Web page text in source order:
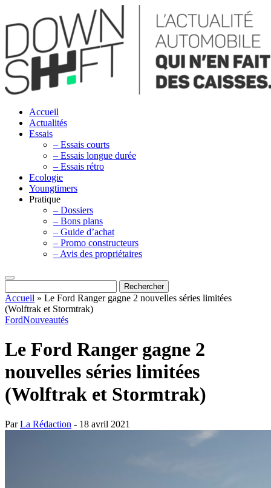
Accueil
Actualités
Essais
– Essais courts
– Essais longue durée
– Essais rétro
Ecologie
Youngtimers
Pratique
– Dossiers
– Bons plans
– Guide d’achat
– Promo constructeurs
– Avis des propriétaires
Accueil » Le Ford Ranger gagne 2 nouvelles séries limitées
(Wolftrak et Stormtrak)
FordNouveautés
Le Ford Ranger gagne 2
nouvelles séries limitées
(Wolftrak et Stormtrak)
ParLa Rédaction - 18 avril 2021